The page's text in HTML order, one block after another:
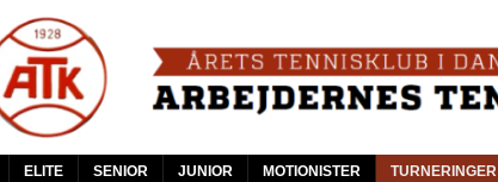
to
main
content
ELITE SENIOR JUNIOR MOTIONISTER TURNERINGER